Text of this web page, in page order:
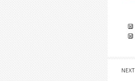
NEXT